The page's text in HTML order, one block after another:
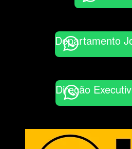
Departamento
Direção